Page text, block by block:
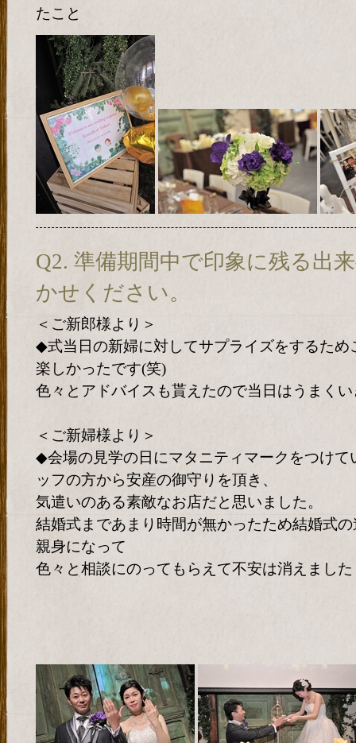
たこと
Q2. 準備期間中で印象に残る出
かせください。
＜ご新郎様より＞
◆式当日の新婦に対してサプライズをするため
楽しかったです(笑)
色々とアドバイスも貰えたので当日はうまく
＜ご新婦様より＞
◆会場の見学の日にマタニティマークをつけて
ッフの方から安産の御守りを頂き、
気遣いのある素敵なお店だと思いました。
結婚式まであまり時間が無かったため結婚式
親身になって
色々と相談にのってもらえて不安は消えました